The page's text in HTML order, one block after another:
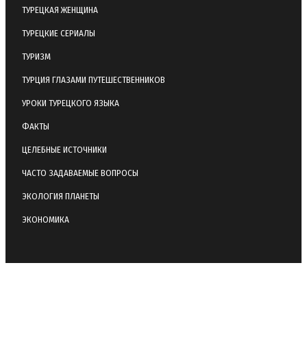
ТУРЕЦКАЯ ЖЕНЩИНА
ТУРЕЦКИЕ СЕРИАЛЫ
ТУРИЗМ
ТУРЦИЯ ГЛАЗАМИ ПУТЕШЕСТВЕННИКОВ
УРОКИ ТУРЕЦКОГО ЯЗЫКА
ФАКТЫ
ЦЕЛЕБНЫЕ ИСТОЧНИКИ
ЧАСТО ЗАДАВАЕМЫЕ ВОПРОСЫ
ЭКОЛОГИЯ ПЛАНЕТЫ
ЭКОНОМИКА